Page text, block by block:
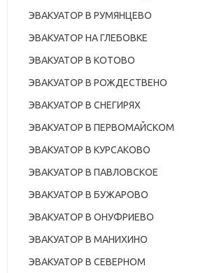
ЭВАКУАТОР В РУМЯНЦЕВО
ЭВАКУАТОР НА ГЛЕБОВКЕ
ЭВАКУАТОР В КОТОВО
ЭВАКУАТОР В РОЖДЕСТВЕНО
ЭВАКУАТОР В СНЕГИРЯХ
ЭВАКУАТОР В ПЕРВОМАЙСКОМ
ЭВАКУАТОР В КУРСАКОВО
ЭВАКУАТОР В ПАВЛОВСКОЕ
ЭВАКУАТОР В БУЖАРОВО
ЭВАКУАТОР В ОНУФРИЕВО
ЭВАКУАТОР В МАНИХИНО
ЭВАКУАТОР В СЕВЕРНОМ